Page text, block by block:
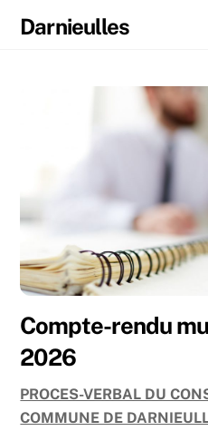
Darnieulles
Compte-rendu
2026
PROCES-VERBAL DU
COMMUNE DE